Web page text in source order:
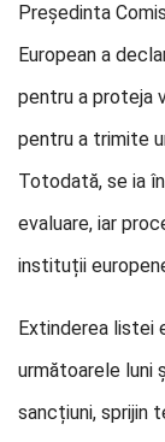
Președinta
European a
pentru a proteja
pentru a trimite
Totodată, se ia
evaluare, iar
instituții
Extinderea listei
următoarele luni
sancțiuni, sprijin